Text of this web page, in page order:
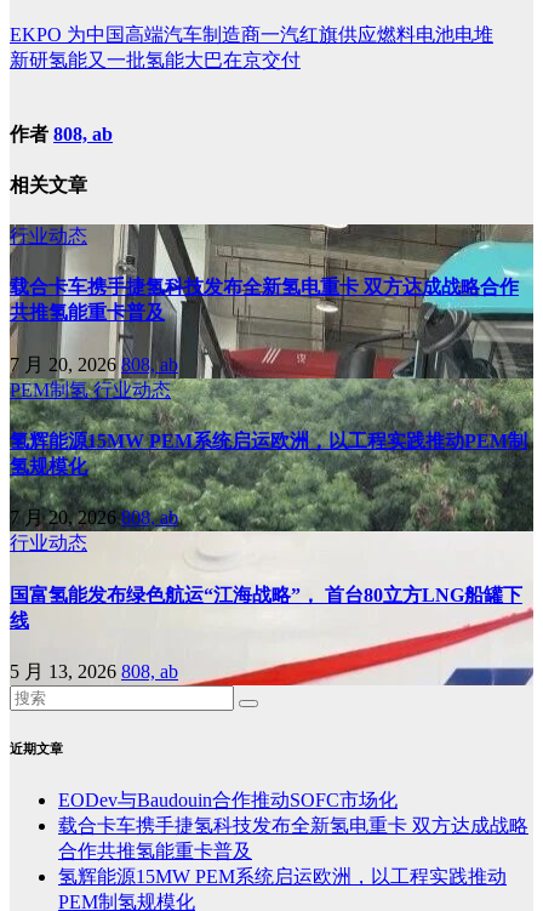
EKPO 为中国高端汽车制造商一汽红旗供应燃料电池电堆
新研氢能又一批氢能大巴在京交付
作者 808, ab
相关文章
行业动态
载合卡车携手捷氢科技发布全新氢电重卡 双方达成战略合作
共推氢能重卡普及
7 月 20, 2026808, ab
PEM制氢行业动态
氢辉能源15MW PEM系统启运欧洲，以工程实践推动PEM制
氢规模化
7 月 20, 2026808, ab
行业动态
国富氢能发布绿色航运“江海战略”， 首台80立方LNG船罐下
线
5 月 13, 2026 808, ab
近期文章
EODev与Baudouin合作推动SOFC市场化
载合卡车携手捷氢科技发布全新氢电重卡 双方达成战略
合作共推氢能重卡普及
氢辉能源15MW PEM系统启运欧洲，以工程实践推动
PEM制氢规模化